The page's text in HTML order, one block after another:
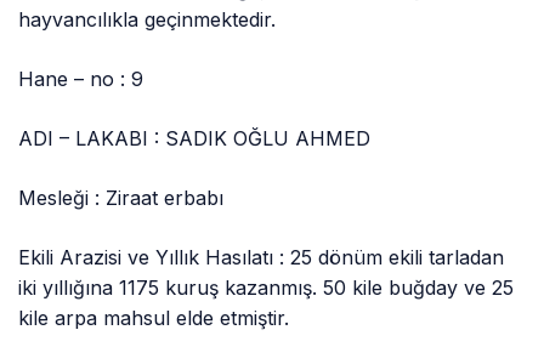
hayvancılıkla geçinmektedir.
Hane – no : 9
ADI – LAKABI : SADIK OĞLU AHMED
Mesleği : Ziraat erbabı
Ekili Arazisi ve Yıllık Hasılatı : 25 dönüm ekili tarladan
iki yıllığına 1175 kuruş kazanmış. 50 kile buğday ve 25
kile arpa mahsul elde etmiştir.